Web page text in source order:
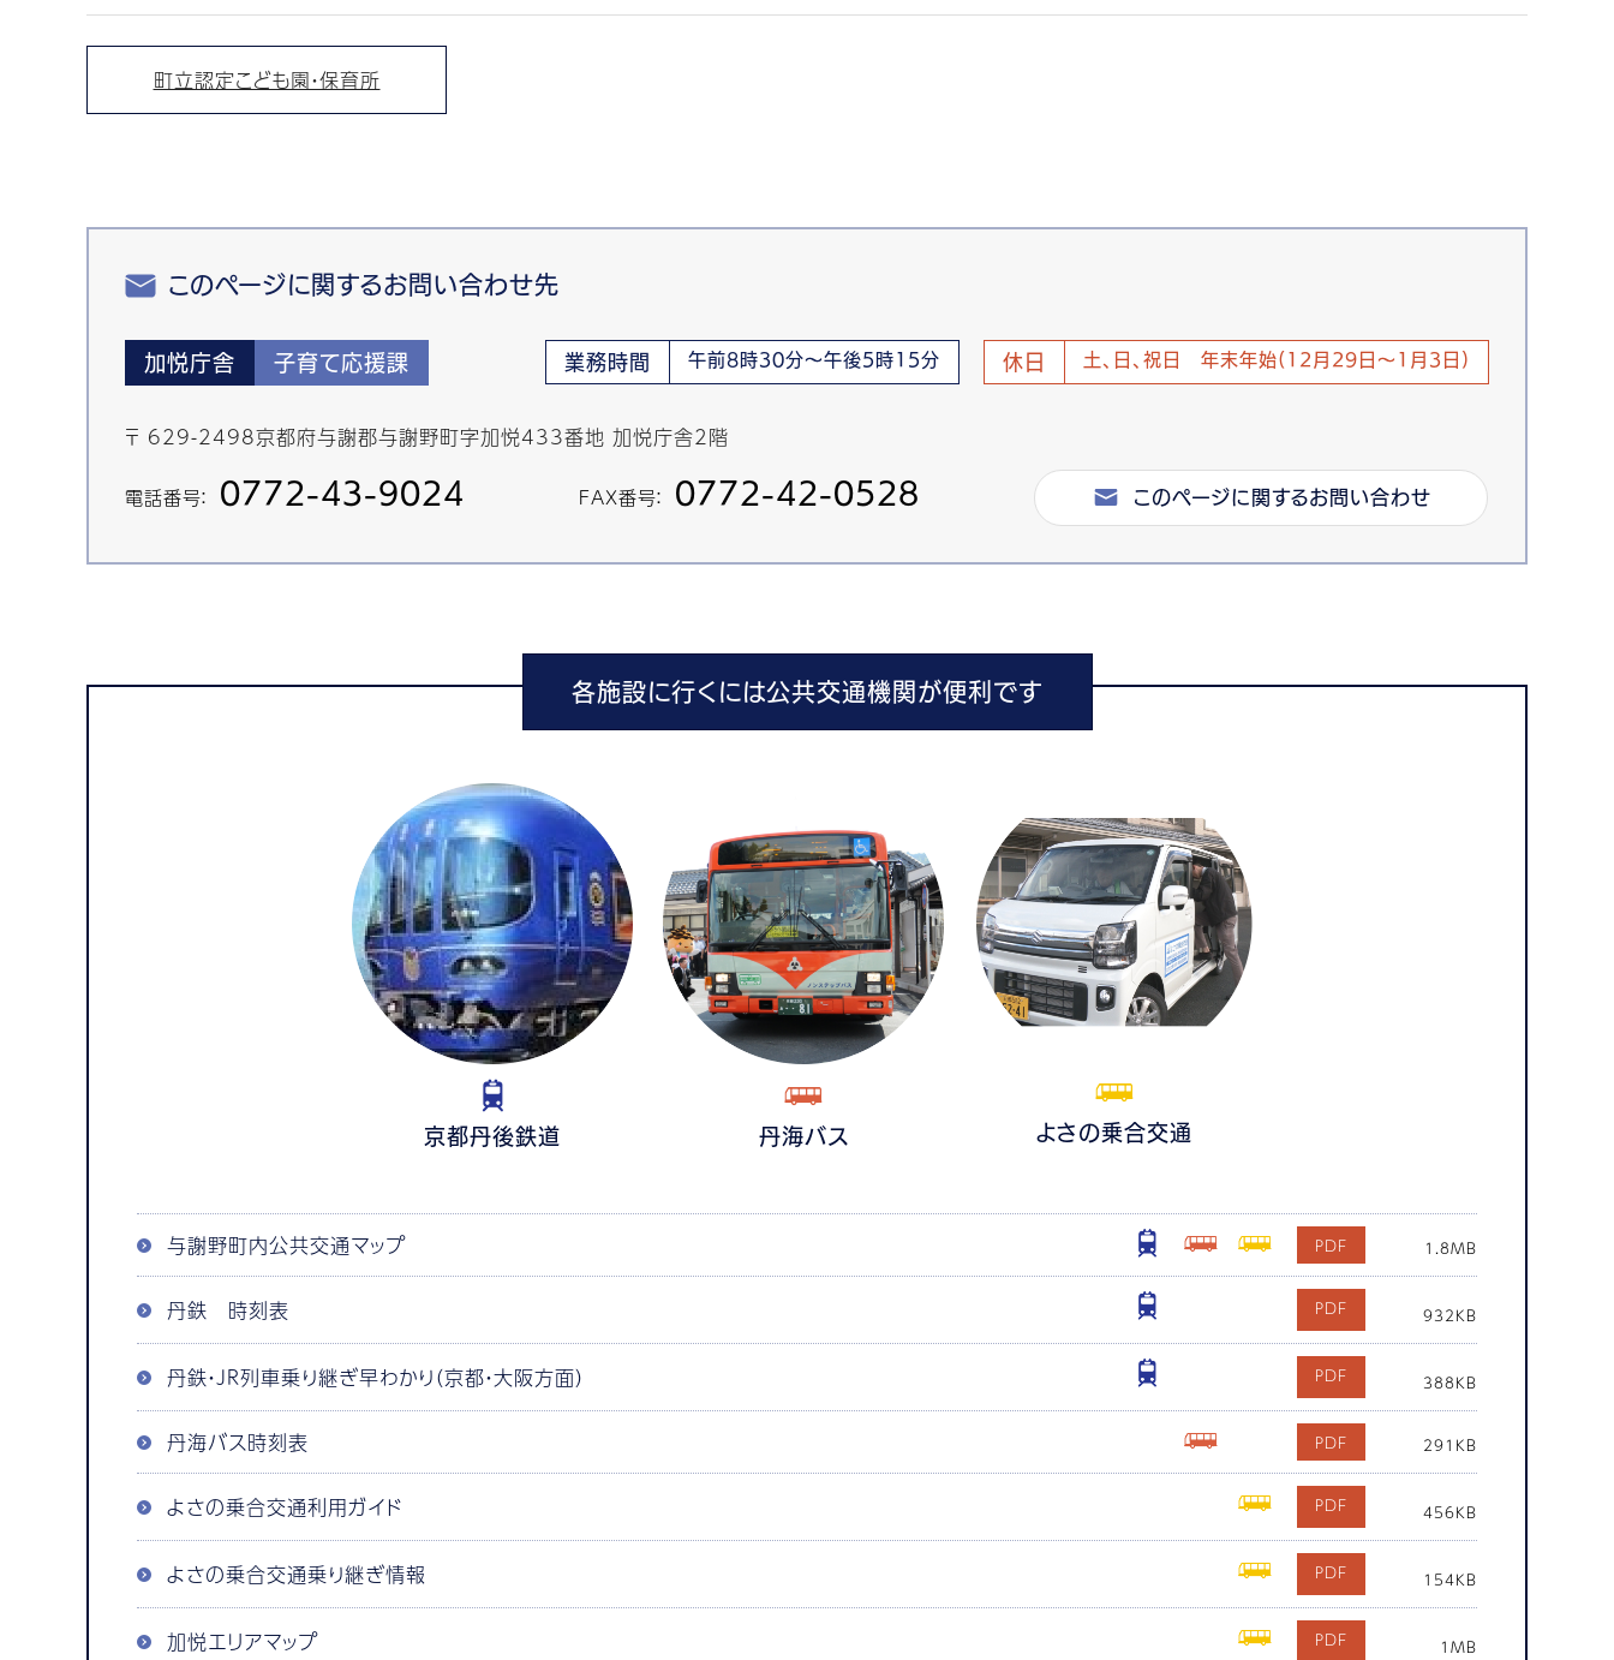
町立認定こども園・保育所
このページに関するお問い合わせ先
加悦庁舎 子育て応援課 業務時間 午前8時30分～午後5時15分 休日 土、日、祝日 年末年始(12月29日～1月3日)
〒 629-2498京都府与謝郡与謝野町字加悦433番地 加悦庁舎2階
電話番号： 0772-43-9024 FAX番号： 0772-42-0528 このページに関するお問い合わせ
各施設に行くには公共交通機関が便利です
京都丹後鉄道 丹海バス よさの乗合交通
与謝野町内公共交通マップ 1.8MB
丹鉄 時刻表 932KB
丹鉄・ＪＲ列車乗り継ぎ早わかり（京都・大阪方面） 388KB
丹海バス時刻表 291KB
よさの乗合交通利用ガイド 456KB
よさの乗合交通乗り継ぎ情報 154KB
加悦エリアマップ 1MB